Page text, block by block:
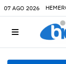
07 AGO 2026